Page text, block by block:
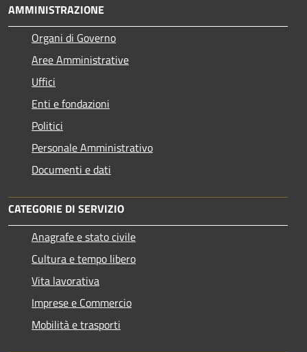
AMMINISTRAZIONE
Organi di Governo
Aree Amministrative
Uffici
Enti e fondazioni
Politici
Personale Amministrativo
Documenti e dati
CATEGORIE DI SERVIZIO
Anagrafe e stato civile
Cultura e tempo libero
Vita lavorativa
Imprese e Commercio
Mobilità e trasporti